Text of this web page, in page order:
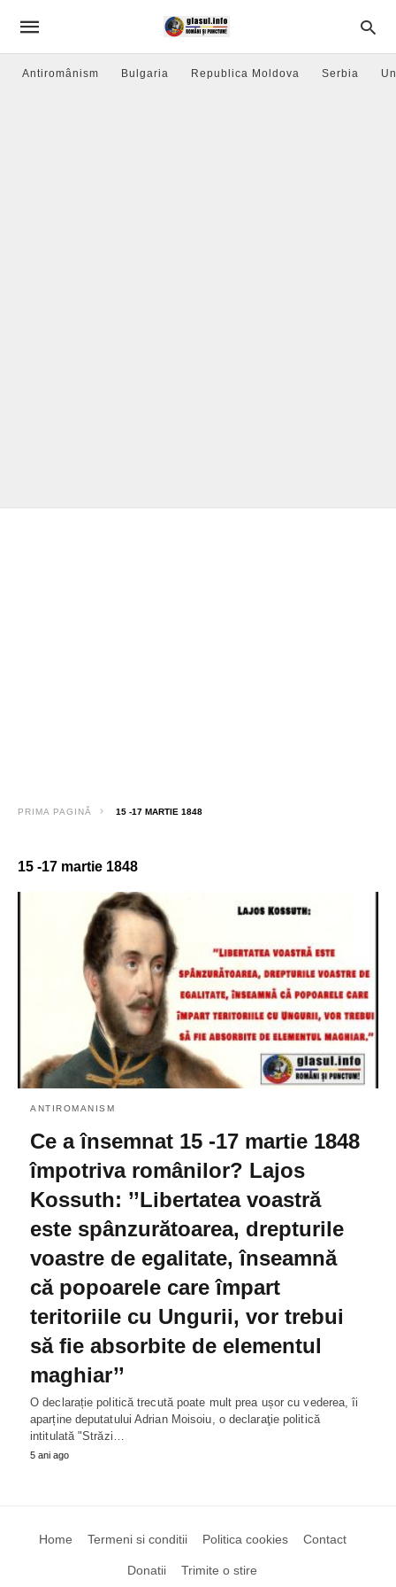
Antiromânism Bulgaria Republica Moldova Serbia
PRIMA PAGINĂ 15 -17 MARTIE 1848
15 -17 martie 1848
ANTIROMANISM
Ce a însemnat 15 -17 martie 1848
împotriva românilor? Lajos
Kossuth: ’’Libertatea voastră
este spânzurătoarea, drepturile
voastre de egalitate, înseamnă
că popoarele care împart
teritoriile cu Ungurii, vor trebui
să fie absorbite de elementul
maghiar’’
O declarație politică trecută poate mult prea ușor cu vederea, îi
aparține deputatului Adrian Moisoiu, o declaraţie politică
intitulată "Străzi…
5 ani ago
Home Termeni si conditii Politica cookies Contact
Donatii Trimite o stire